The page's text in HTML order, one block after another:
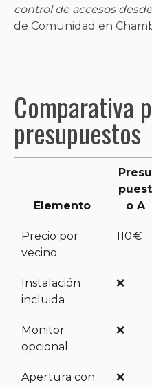
control de accesos
de Comunidad en
Comparativa
presupuestos
Elemento
Presu
puest
o A
Precio por
vecino
110 €
Instalación
incluida
❌
Monitor
opcional
❌
Apertura con
❌